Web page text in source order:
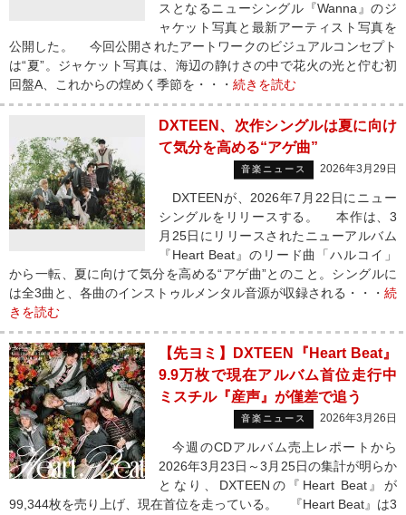
スとなるニューシングル『Wanna』のジ
ャケット写真と最新アーティスト写真を
公開した。 今回公開されたアートワークのビジュアルコンセプト
は“夏”。ジャケット写真は、海辺の静けさの中で花火の光と佇む初
回盤A、これからの煌めく季節を・・・ 続きを読む
DXTEEN、次作シングルは夏に向け
て気分を高める“アゲ曲”
音楽ニュース 2026年3月29日
DXTEENが、2026年7月22日にニュー
シングルをリリースする。 本作は、3
月25日にリリースされたニューアルバム
『Heart Beat』のリード曲「ハルコイ」
から一転、夏に向けて気分を高める“アゲ曲”とのこと。シングルに
は全3曲と、各曲のインストゥルメンタル音源が収録される・・・ 続
きを読む
【先ヨミ】DXTEEN『Heart Beat』
9.9万枚で現在アルバム首位走行中
ミスチル『産声』が僅差で追う
音楽ニュース 2026年3月26日
今週のCDアルバム売上レポートから
2026年3月23日～3月25日の集計が明らか
となり、DXTEENの『Heart Beat』が
99,344枚を売り上げ、現在首位を走っている。 『Heart Beat』は3